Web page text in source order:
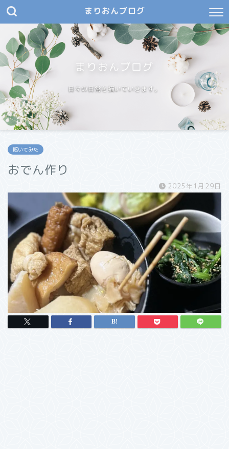
まりおんブログ
まりおんブログ
日々の日常を描いていきます。
呟いてみた
おでん作り
2025年1月29日